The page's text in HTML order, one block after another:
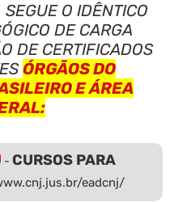
O IDÊNTICO
DE CARGA
DE CERTIFICADOS
ÓRGÃOS DO
E ÁREA
- CURSOS PARA
eadcnj/